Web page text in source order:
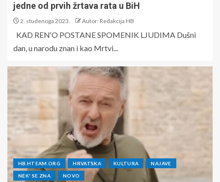
jedne od prvih žrtava rata u BiH
2. studenoga 2023. Autor: Redakcija HB
KAD REN‘O POSTANE SPOMENIK LJUDIMA Dušni
dan, u narodu znan i kao Mrtvi...
HB.HTEAM.ORG HRVATSKA KULTURA NAJAVE
NEK' SE ZNA NOVO